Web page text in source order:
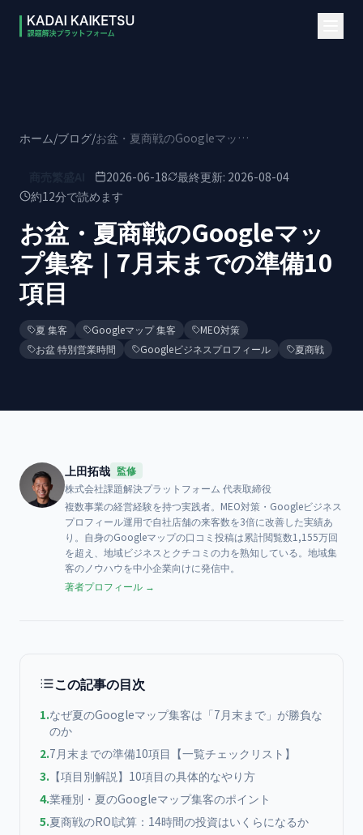
ホーム/ブログ/ お盆・夏商戦のGoogleマップ集客｜7月末までの準備10項目
2026-06-18 最終更新: 2026-08-04
約12分で読めます
お盆・夏商戦のGoogleマッ
プ集客｜7月末までの準備10
項目
夏 集客 Googleマップ 集客
MEO対策
お盆 特別営業時間
Googleビジネスプロフィール 夏商戦
上田拓哉 監修
株式会社課題解決プラットフォーム 代表取締役
複数事業の経営経験を持つ実践者。MEO対策・Googleビジネス
プロフィール運用で自社店舗の来客数を3倍に改善した実績あ
り。自身のGoogleマップの口コミ投稿は累計閲覧数1,155万回
を超え、地域ビジネスとクチコミの力を熟知している。地域集
客のノウハウを中小企業向けに発信中。
著者プロフィール →
この記事の目次
1.なぜ夏のGoogleマップ集客は「7月末まで」が勝負な
のか
2.7月末までの準備10項目【一覧チェックリスト】
3. 【項目別解説】10項目の具体的なやり方
4.業種別・夏のGoogleマップ集客のポイント
5.夏商戦のROI試算：14時間の投資はいくらになるか